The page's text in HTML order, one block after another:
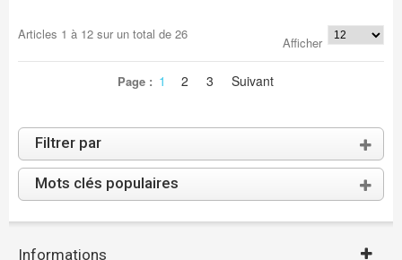
Articles 1 à 12sur un total de 26
Afficher
Page : 1 2 3 Suivant
Filtrer par
Mots clés populaires
Informations